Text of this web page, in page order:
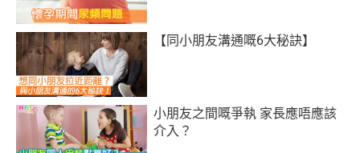
【同小朋友溝通嘅6大秘訣】
小朋友之間嘅爭執 家長應唔應該
介入？